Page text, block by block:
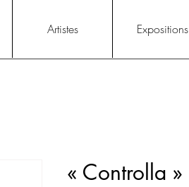
Artistes Expositions
« Controlla »